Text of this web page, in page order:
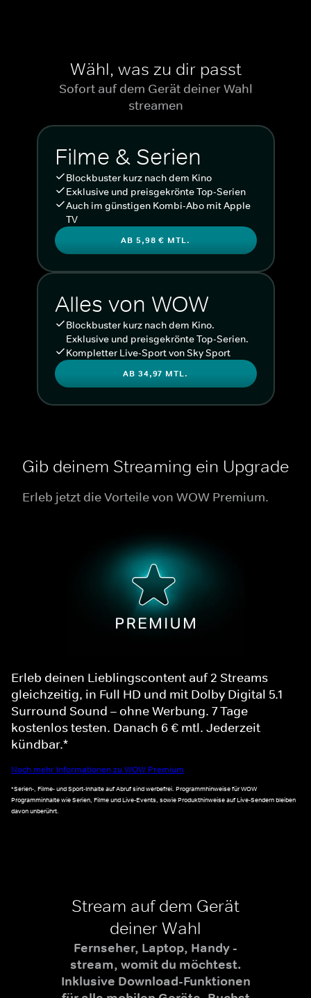
Wähl, was zu dir passt
Sofort auf dem Gerät deiner Wahl
streamen
Filme & Serien
Blockbuster kurz nach dem Kino
Exklusive und preisgekrönte Top-Serien
Auch im günstigen Kombi-Abo mit Apple
TV
AB 5,98 € MTL.
Alles von WOW
Blockbuster kurz nach dem Kino.
Exklusive und preisgekrönte Top-Serien.
Kompletter Live-Sport von Sky Sport
AB 34,97 MTL.
Gib deinem Streaming ein Upgrade
Erleb jetzt die Vorteile von WOW Premium.
Erleb deinen Lieblingscontent auf 2 Streams
gleichzeitig, in Full HD und mit Dolby Digital 5.1
Surround Sound – ohne Werbung. 7 Tage
kostenlos testen. Danach 6 € mtl. Jederzeit
kündbar.*
Noch mehr Informationen zu WOW Premium
*Serien-, Filme- und Sport-Inhalte auf Abruf sind werbefrei. Programmhinweise für WOW
Programminhalte wie Serien, Filme und Live-Events, sowie Produkthinweise auf Live-Sendern bleiben
davon unberührt.
Stream auf dem Gerät
deiner Wahl
Fernseher, Laptop, Handy -
stream, womit du möchtest.
Inklusive Download-Funktionen